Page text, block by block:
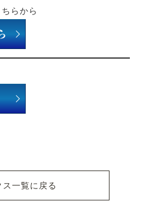
らから
ス一覧に戻る